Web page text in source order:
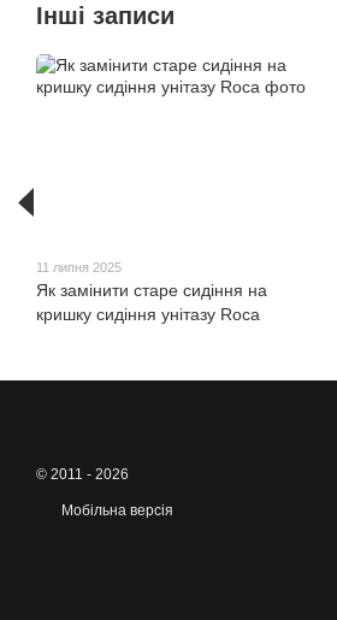
Інші записи
11 липня 2025
Як замінити старе сидіння на
кришку сидіння унітазу Roca
© 2011 - 2026
Мобільна версія